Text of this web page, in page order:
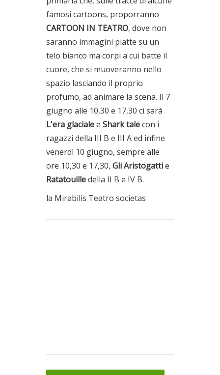
famosi cartoons, proporranno
CARTOON IN TEATRO, dove non
saranno immagini piatte su un
telo bianco ma corpi a cui batte il
cuore, che si muoveranno nello
spazio lasciando il proprio
profumo, ad animare la scena. Il 7
giugno alle 10,30 e 17,30 ci sarà
L'era glacialee Shark talecon i
ragazzi della III B e III A ed infine
venerdì 10 giugno, sempre alle
ore 10,30 e 17,30, Gli Aristogattie
Ratatouilledella II B e IV B.
la Mirabilis Teatro societas